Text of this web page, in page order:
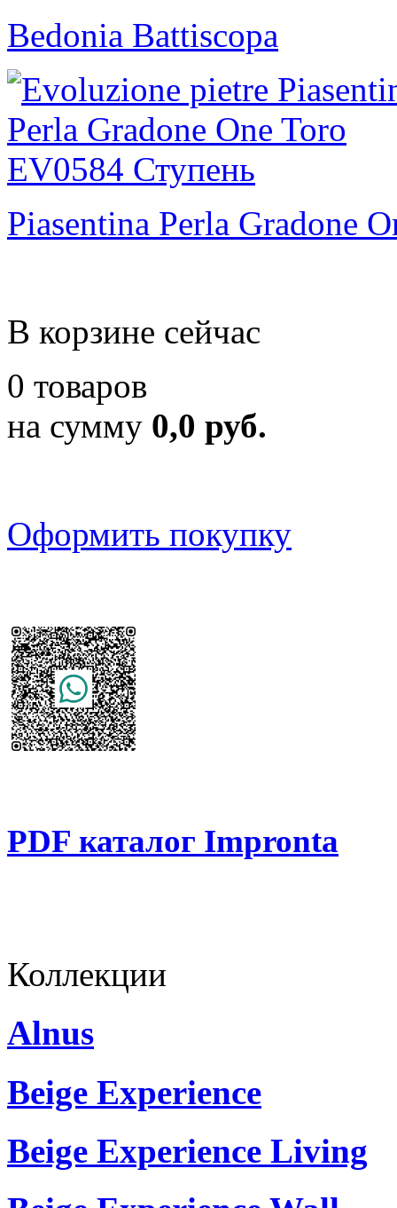
Bedonia Battiscopa
Piasentina Perla Gradone
В корзине сейчас
0 товаров
на сумму 0,0 руб.
Оформить покупку
PDF каталог Impronta
Коллекции
Alnus
Beige Experience
Beige Experience Living